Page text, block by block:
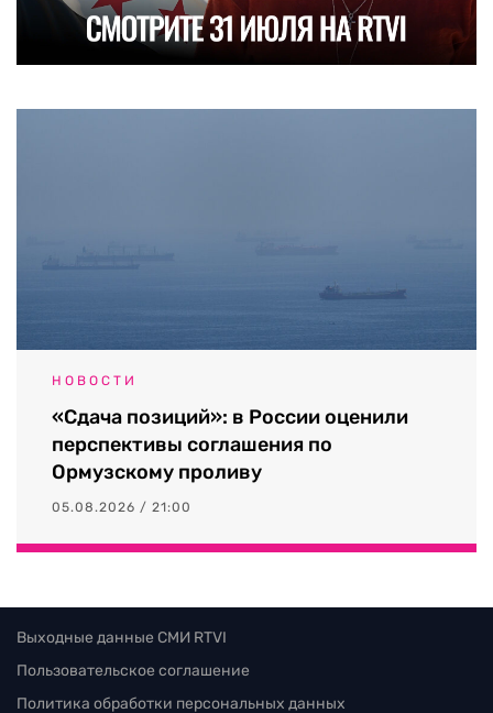
НОВОСТИ
«Сдача позиций»: в России оценили
перспективы соглашения по
Ормузскому проливу
05.08.2026 / 21:00
Выходные данные СМИ RTVI
Пользовательское соглашение
Политика обработки персональных данных